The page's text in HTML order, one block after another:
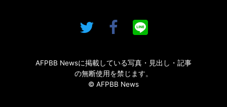
AFPBB Newsに掲載している写真・見出し・記事
の無断使用を禁じます。
© AFPBB News